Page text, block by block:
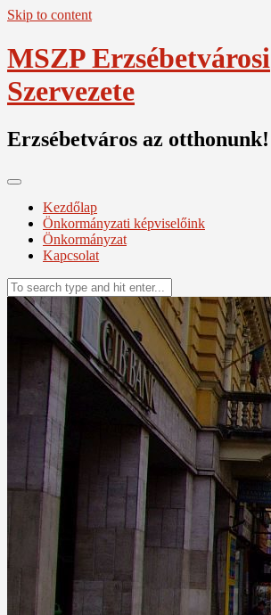
Skip to content
MSZP Erzsébetvárosi
Szervezete
Erzsébetváros az otthonunk!
Kezdőlap
Önkormányzati képviselőink
Önkormányzat
Kapcsolat